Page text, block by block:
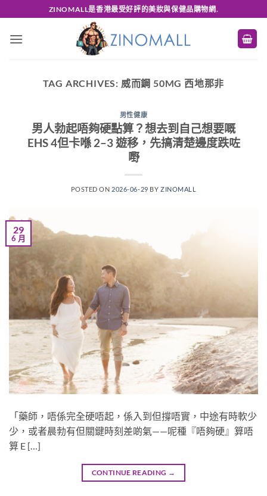
to
content
ZINOMALL是香港最受好評的美妝與保健品購物網.
TAG ARCHIVES: 威而鋼 50MG 西地那非
男性健康
男人勃起唔夠硬點算？想去到自己想要嘅
EHS 4但卡喺 2–3 遊移，先搞清楚邊度跌咗
嘢
POSTED ON 2026-06-29 BY ZINOMALL
29
6 月
「藥師，唔係完全硬唔起，係入到但撐唔實，中途有時軟少
少，或者晨勃有但關鍵時刻差啲氣——呢種『唔夠硬』算唔
算 E […]
CONTINUE READING →